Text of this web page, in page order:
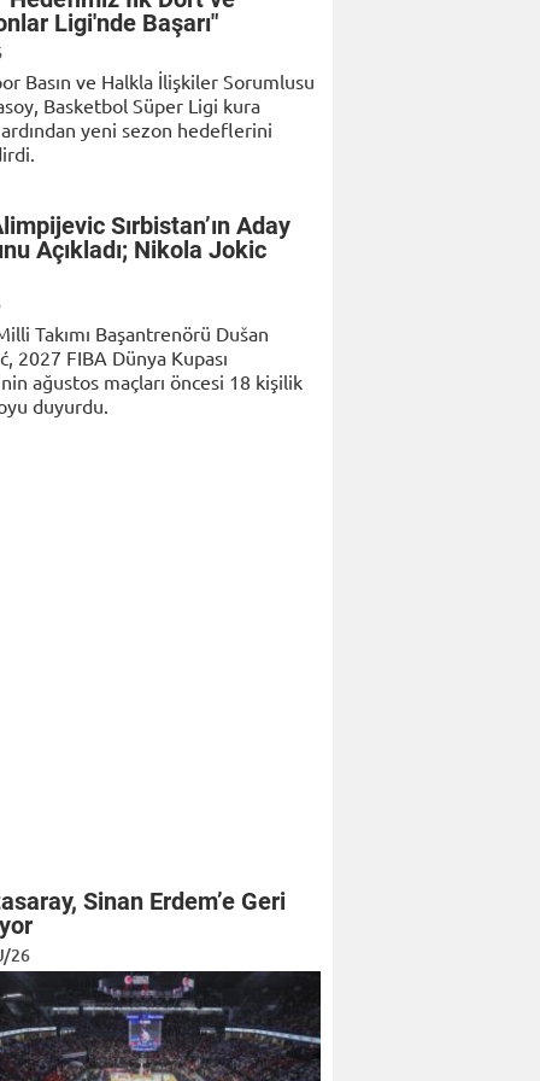
Ligi'nde Başarı"
Basın ve Halkla İlişkiler Sorumlusu
Basketbol Süper Ligi kura
yeni sezon hedeflerini
Sırbistan’ın Aday
Açıkladı; Nikola Jokic
Takımı Başantrenörü Dušan
2027 FIBA Dünya Kupası
ağustos maçları öncesi 18 kişilik
duyurdu.
Sinan Erdem’e Geri
26